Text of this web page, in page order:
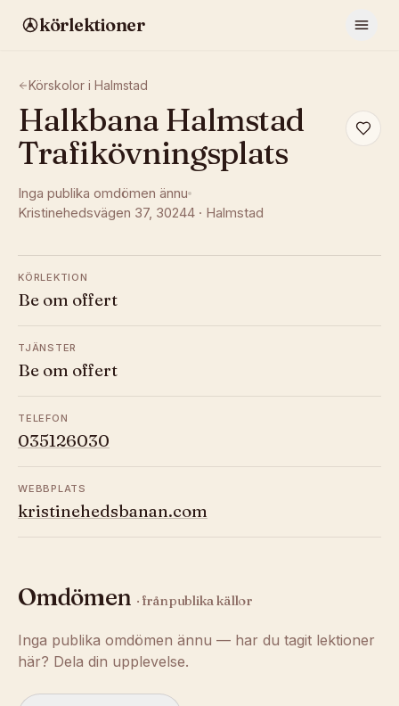
körlektioner
Körskolor i Halmstad
Halkbana Halmstad
Trafikövningsplats
Inga publika omdömen ännu
Kristinehedsvägen 37, 30244 · Halmstad
KÖRLEKTION
Be om offert
TJÄNSTER
Be om offert
TELEFON
035126030
WEBBPLATS
kristinehedsbanan.com
Omdömen · från publika källor
Inga publika omdömen ännu — har du tagit lektioner
här? Dela din upplevelse.